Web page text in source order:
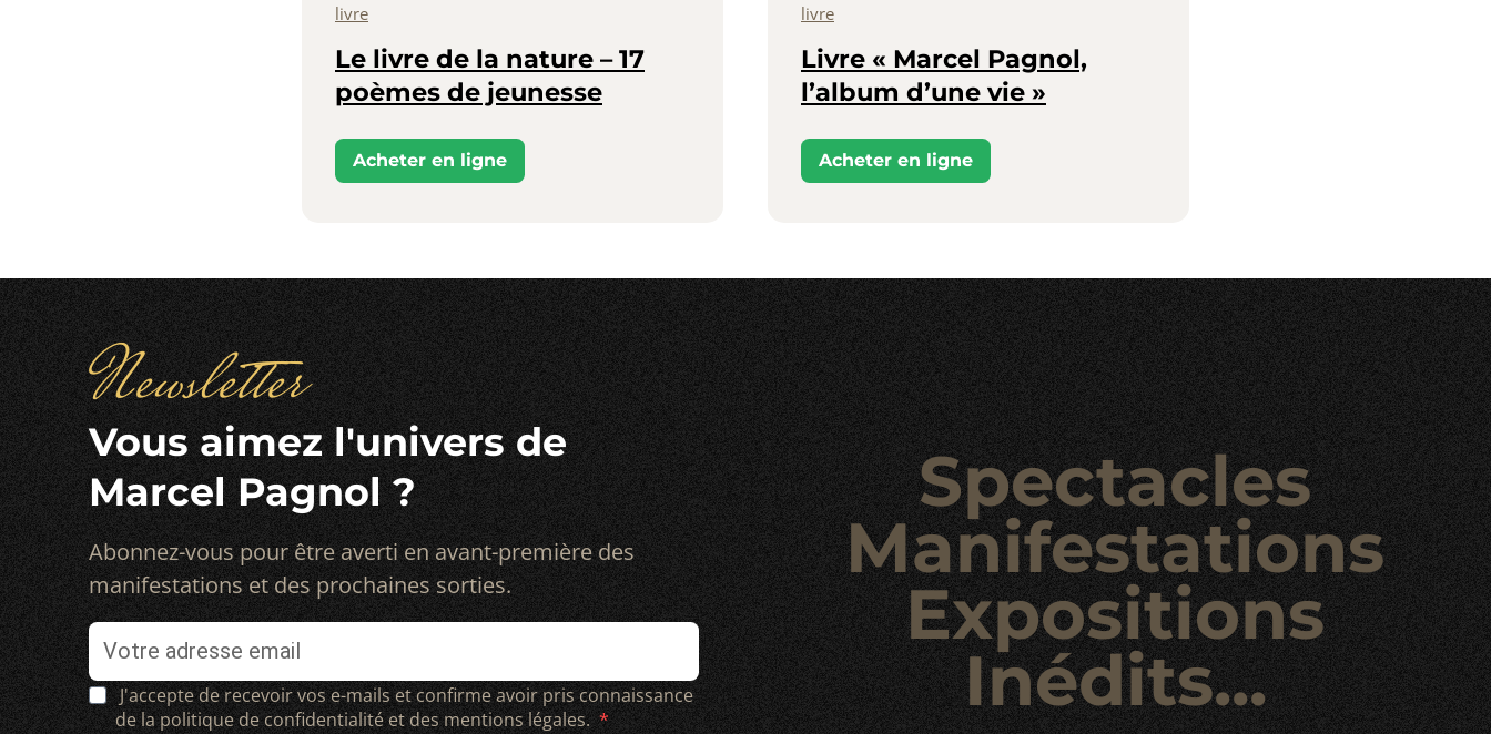
livre
Le livre de la nature – 17
poèmes de jeunesse
Acheter en ligne
livre
Livre « Marcel Pagnol,
l’album d’une vie »
Acheter en ligne
Newsletter
Vous aimez l'univers de
Marcel Pagnol ?
Abonnez-vous pour être averti en avant-première des
manifestations et des prochaines sorties.
J'accepte de recevoir vos e-mails et confirme avoir pris connaissance
de la politique de confidentialité et des mentions légales.
Spectacles
Manifestations
Expositions
Inédits...